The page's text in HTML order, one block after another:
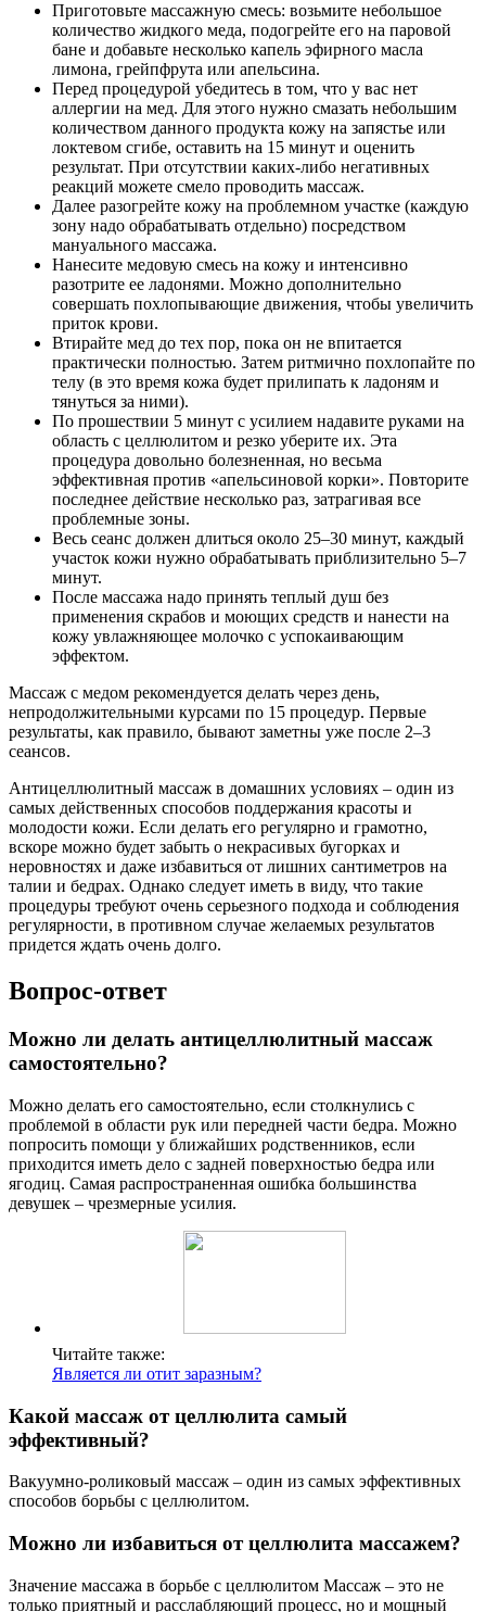
Приготовьте массажную смесь: возьмите небольшое
количество жидкого меда, подогрейте его на паровой
бане и добавьте несколько капель эфирного масла
лимона, грейпфрута или апельсина.
Перед процедурой убедитесь в том, что у вас нет
аллергии на мед. Для этого нужно смазать небольшим
количеством данного продукта кожу на запястье или
локтевом сгибе, оставить на 15 минут и оценить
результат. При отсутствии каких-либо негативных
реакций можете смело проводить массаж.
Далее разогрейте кожу на проблемном участке (каждую
зону надо обрабатывать отдельно) посредством
мануального массажа.
Нанесите медовую смесь на кожу и интенсивно
разотрите ее ладонями. Можно дополнительно
совершать похлопывающие движения, чтобы увеличить
приток крови.
Втирайте мед до тех пор, пока он не впитается
практически полностью. Затем ритмично похлопайте по
телу (в это время кожа будет прилипать к ладоням и
тянуться за ними).
По прошествии 5 минут с усилием надавите руками на
область с целлюлитом и резко уберите их. Эта
процедура довольно болезненная, но весьма
эффективная против «апельсиновой корки». Повторите
последнее действие несколько раз, затрагивая все
проблемные зоны.
Весь сеанс должен длиться около 25–30 минут, каждый
участок кожи нужно обрабатывать приблизительно 5–7
минут.
После массажа надо принять теплый душ без
применения скрабов и моющих средств и нанести на
кожу увлажняющее молочко с успокаивающим
эффектом.
Массаж с медом рекомендуется делать через день,
непродолжительными курсами по 15 процедур. Первые
результаты, как правило, бывают заметны уже после 2–3
сеансов.
Антицеллюлитный массаж в домашних условиях – один из
самых действенных способов поддержания красоты и
молодости кожи. Если делать его регулярно и грамотно,
вскоре можно будет забыть о некрасивых бугорках и
неровностях и даже избавиться от лишних сантиметров на
талии и бедрах. Однако следует иметь в виду, что такие
процедуры требуют очень серьезного подхода и соблюдения
регулярности, в противном случае желаемых результатов
придется ждать очень долго.
Вопрос-ответ
Можно ли делать антицеллюлитный массаж
самостоятельно?
Можно делать его самостоятельно, если столкнулись с
проблемой в области рук или передней части бедра. Можно
попросить помощи у ближайших родственников, если
приходится иметь дело с задней поверхностью бедра или
ягодиц. Самая распространенная ошибка большинства
девушек – чрезмерные усилия.
Читайте также:
Является ли отит заразным?
Какой массаж от целлюлита самый
эффективный?
Вакуумно-роликовый массаж – один из самых эффективных
способов борьбы с целлюлитом.
Можно ли избавиться от целлюлита массажем?
Значение массажа в борьбе с целлюлитом Массаж – это не
только приятный и расслабляющий процесс, но и мощный